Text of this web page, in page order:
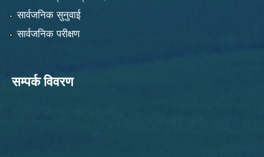
सार्वजनिक सुनुवाई
सार्वजनिक परीक्षण
सम्पर्क विवरण